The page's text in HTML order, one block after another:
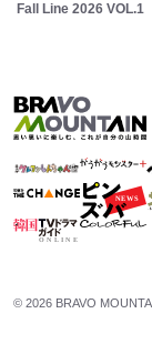
Fall Line 2026 VOL.1
© 2026 BRAVO